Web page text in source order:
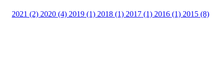
2021 (2) 2020 (4) 2019 (1) 2018 (1) 2017 (1) 2016 (1) 2015 (8)